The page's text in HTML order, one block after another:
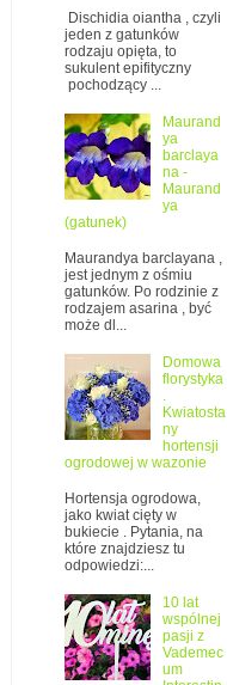
Dischidia oiantha , czyli
jeden z gatunków
rodzaju opięta, to
sukulent epifityczny
pochodzący ...
Maurand
ya
barclaya
na -
Maurand
ya
(gatunek)
Maurandya barclayana ,
jest jednym z ośmiu
gatunków. Po rodzinie z
rodzajem asarina , być
może dl...
Domowa
florystyka
.
Kwiatosta
ny
hortensji
ogrodowej w wazonie
Hortensja ogrodowa,
jako kwiat cięty w
bukiecie . Pytania, na
które znajdziesz tu
odpowiedzi:...
10 lat
wspólnej
pasji z
Vademec
um